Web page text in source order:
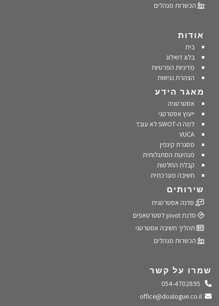
הכשרות מנהלים
אודות
בית
בלוג דואלוג
מדיניות הפרטיות
הצהרת נגישות
מאגר הידע
אסטרטגיה
ייעוץ אסטרטגי
למה ה-SWOT לא עובד
VUCA
מסגרת קינפין
מנהיגות הסתגלותית
קבלת החלטות
חשיבה מערכתית
שירותים
סדנה אסטרטגית
סדנת pivot לסטרטאפים
תהליך חשיבה אסטרטגי
הכשרות מנהלים
שמרו על קשר
התקשרו אלינו
שלחו מייל